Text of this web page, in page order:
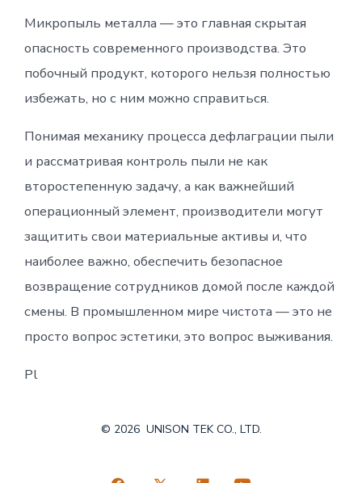
Микропыль металла — это главная скрытая
опасность современного производства. Это
побочный продукт, которого нельзя полностью
избежать, но с ним можно справиться.
Понимая механику процесса дефлаграции пыли
и рассматривая контроль пыли не как
второстепенную задачу, а как важнейший
операционный элемент, производители могут
защитить свои материальные активы и, что
наиболее важно, обеспечить безопасное
возвращение сотрудников домой после каждой
смены. В промышленном мире чистота — это не
просто вопрос эстетики, это вопрос выживания.
Pl
© 2026 UNISON TEK CO., LTD.